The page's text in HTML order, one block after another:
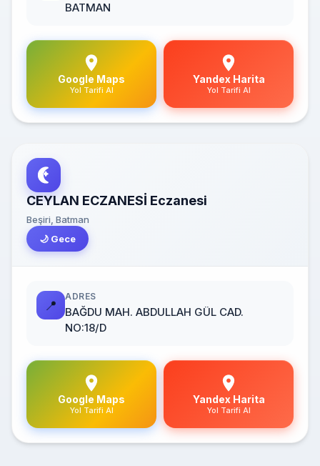
BATMAN
Google Maps
Yol Tarifi Al
Yandex Harita
Yol Tarifi Al
CEYLAN ECZANESİ Eczanesi
Beşiri, Batman
🌙 Gece
📍
ADRES
BAĞDU MAH. ABDULLAH GÜL CAD.
NO:18/D
Google Maps
Yol Tarifi Al
Yandex Harita
Yol Tarifi Al